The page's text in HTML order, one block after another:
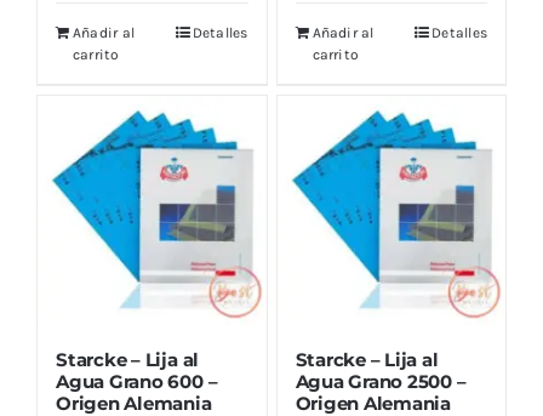
Añadir al
carrito
Detalles
Añadir al
carrito
Detalles
Starcke – Lija al
Agua Grano 600 –
Origen Alemania
Starcke – Lija al
Agua Grano 2500 –
Origen Alemania